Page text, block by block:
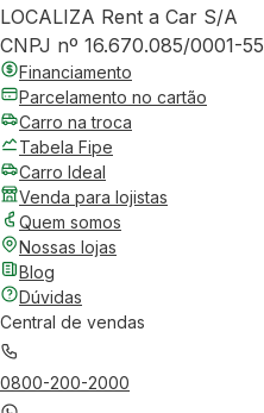
LOCALIZA Rent a Car S/A
CNPJ nº 16.670.085/0001-55
Financiamento
Parcelamento no cartão
Carro na troca
Tabela Fipe
Carro Ideal
Venda para lojistas
Quem somos
Nossas lojas
Blog
Dúvidas
Central de vendas
0800-200-2000